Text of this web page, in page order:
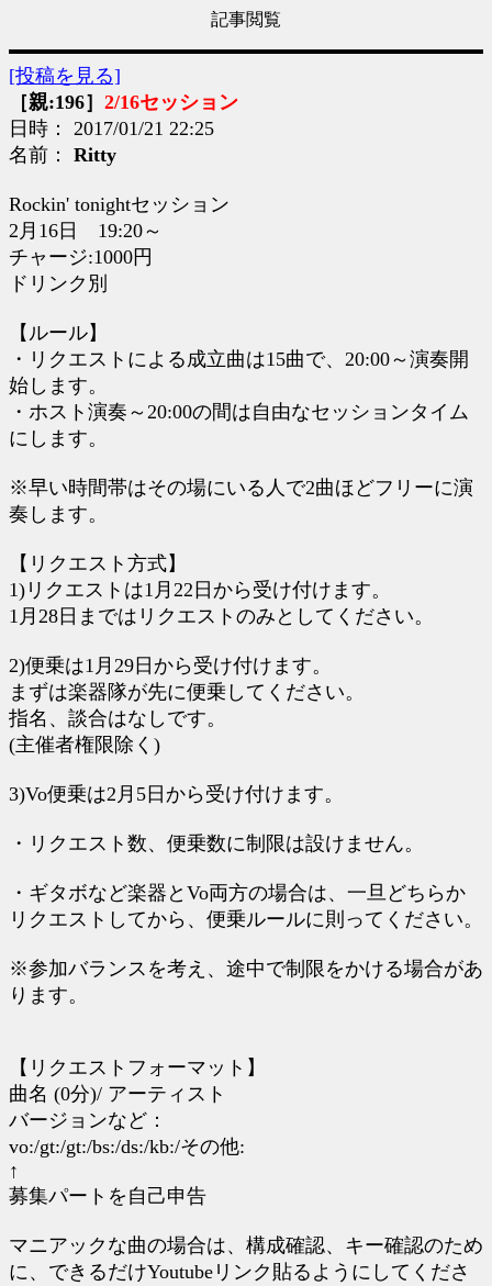
記事閲覧
[投稿を見る]
［親:196］ 2/16セッション
日時： 2017/01/21 22:25
名前： Ritty
Rockin' tonightセッション
2月16日 19:20～
チャージ:1000円
ドリンク別
【ルール】
・リクエストによる成立曲は15曲で、20:00～演奏開
始します。
・ホスト演奏～20:00の間は自由なセッションタイム
にします。
※早い時間帯はその場にいる人で2曲ほどフリーに演
奏します。
【リクエスト方式】
1)リクエストは1月22日から受け付けます。
1月28日まではリクエストのみとしてください。
2)便乗は1月29日から受け付けます。
まずは楽器隊が先に便乗してください。
指名、談合はなしです。
(主催者権限除く)
3)Vo便乗は2月5日から受け付けます。
・リクエスト数、便乗数に制限は設けません。
・ギタボなど楽器とVo両方の場合は、一旦どちらか
リクエストしてから、便乗ルールに則ってください。
※参加バランスを考え、途中で制限をかける場合があ
ります。
【リクエストフォーマット】
曲名 (0分)/ アーティスト
バージョンなど：
vo:/gt:/gt:/bs:/ds:/kb:/その他:
↑
募集パートを自己申告
マニアックな曲の場合は、構成確認、キー確認のため
に、できるだけYoutubeリンク貼るようにしてくださ